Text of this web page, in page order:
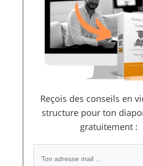
Reçois des conseils en
structure pour ton
gratuitement :